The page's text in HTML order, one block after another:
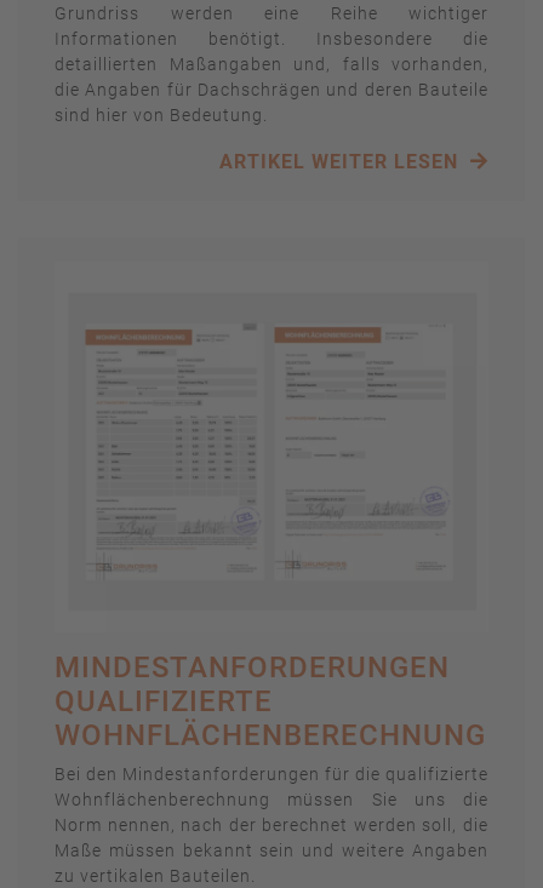
Grundriss werden eine Reihe wichtiger
Informationen benötigt. Insbesondere die
detaillierten Maßangaben und, falls vorhanden,
die Angaben für Dachschrägen und deren Bauteile
sind hier von Bedeutung.
ARTIKEL WEITER LESEN
MINDESTANFORDERUNGEN
QUALIFIZIERTE
WOHNFLÄCHENBERECHNUNG
Bei den Mindestanforderungen für die qualifizierte
Wohnflächenberechnung müssen Sie uns die
Norm nennen, nach der berechnet werden soll, die
Maße müssen bekannt sein und weitere Angaben
zu vertikalen Bauteilen.